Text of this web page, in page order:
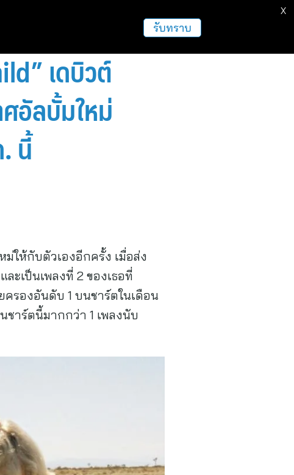
ฝากข่าวประชาสัมพันธ์
เดบิวต์
อัลบั้มใหม่
นี้
ม่ให้กับตัวเองอีกครั้ง เมื่อส่ง
ะเป็นเพลงที่ 2 ของเธอที่
ครองอันดับ 1 บนชาร์ตในเดือน
าร์ตนี้มากกว่า 1 เพลงนับ
รับทราบ
X